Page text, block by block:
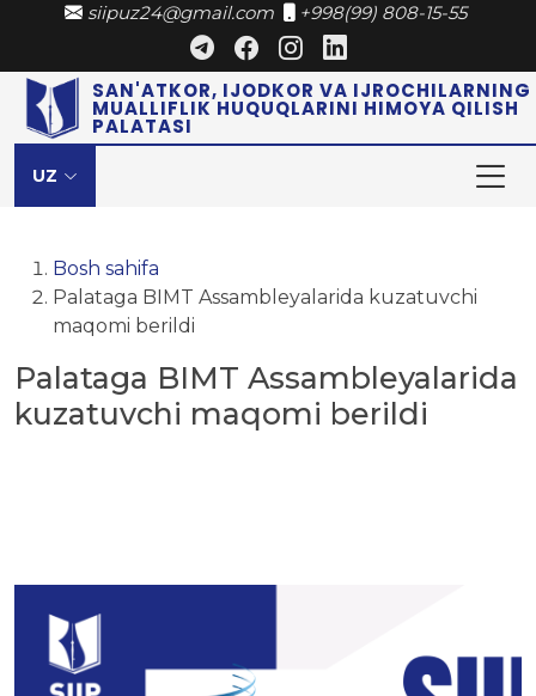
siipuz24@gmail.com +998(99) 808-15-55
SAN'ATKOR, IJODKOR VA IJROCHILARNING
MUALLIFLIK HUQUQLARINI HIMOYA QILISH
PALATASI
UZ
Bosh sahifa
Palataga BIMT Assambleyalarida kuzatuvchi
maqomi berildi
Palataga BIMT Assambleyalarida
kuzatuvchi maqomi berildi